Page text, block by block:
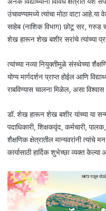
उंचावण्यामध्ये त्यांचा मोठा वाटा
साहेब (नाशिक विभाग) छोटू सर, गरुड
शेख हारून शेख बशीर सरांचे त्यांच्या
त्यांच्या नव्या नियुक्तीमुळे संस्थेच्या
योग्य मार्गदर्शन प्राप्त होईल आणि
राबविण्यास चालना मिळेल, असा
डॉ. शेख हारून शेख बशीर यांच्या या
पदाधिकारी, शिक्षकवृंद, कर्मचारी,
शैक्षणिक क्षेत्रातील मान्यवरांनी
कार्यासाठी हार्दिक शुभेच्छा व्यक्त केल्या